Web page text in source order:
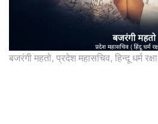
बजरंगी महतो, प्रदेश महासचिव, हिन्दू धर्म